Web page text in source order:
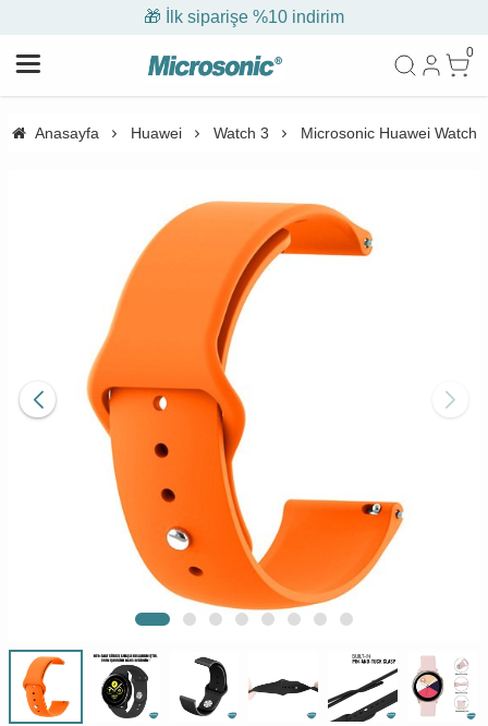
🎁 İlk siparişe %10 indirim
0
Anasayfa Huawei Watch 3 Microsonic Huawei Watch